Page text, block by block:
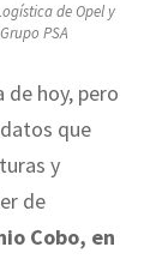
de Opel y
PSA
de hoy, pero
que
y
de
Cobo, en